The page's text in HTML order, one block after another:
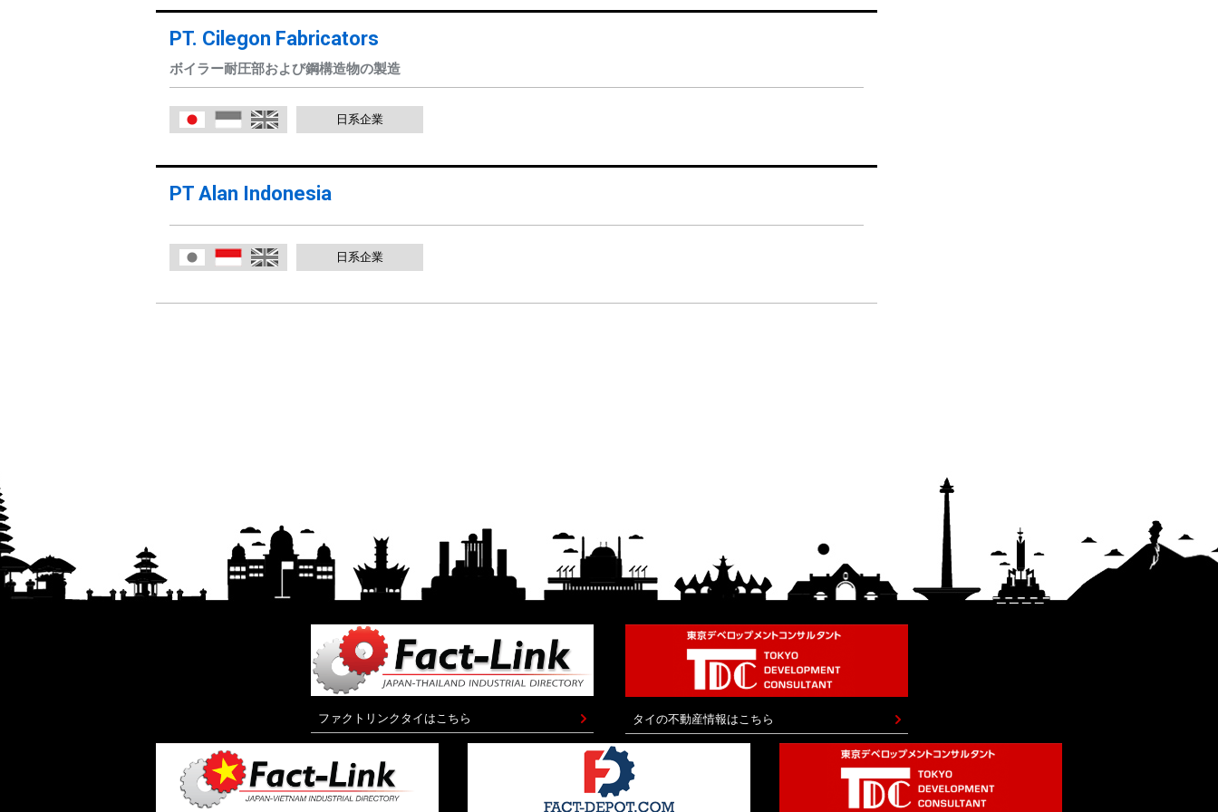
PT. Cilegon Fabricators
ボイラー耐圧部および鋼構造物の製造
日本語 Indonesia 日系企業
PT Alan Indonesia
日本語 Indonesia 日系企業
ファクトリンクタイはこちら タイの不動産情報はこちら